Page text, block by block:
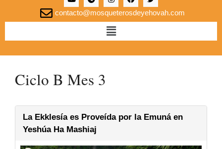
contacto@mosqueterosdeyehovah.com
Ciclo B Mes 3
La Ekklesía es Proveída por la Emuná en
Yeshúa Ha Mashiaj